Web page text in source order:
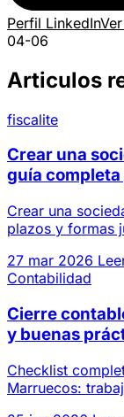
Perfil LinkedIn
04-06
Articulos
fiscalite
Crear una
guía
Crear una
plazos y formas
27 mar 2026
Contabilidad
Cierre
y buenas
Checklist
Marruecos: